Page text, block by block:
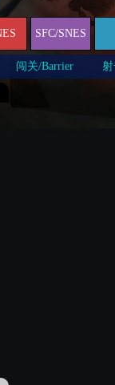
SFC/SNES
闯关/Barrier 射